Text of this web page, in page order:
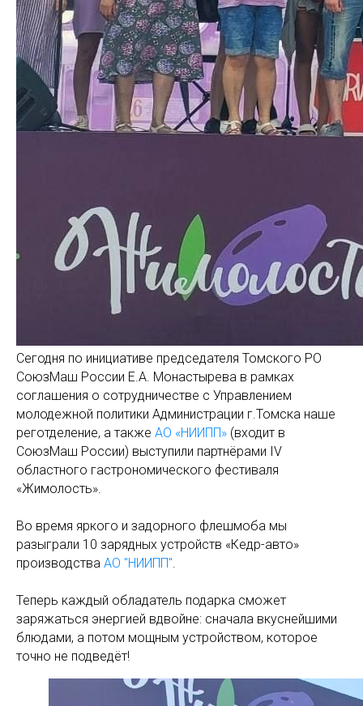
Сегодня по инициативе председателя Томского РО
СоюзМаш России Е.А. Монастырева в рамках
соглашения о сотрудничестве с Управлением
молодежной политики Администрации г.Томска наше
реготделение, а также АО «НИИПП» (входит в
СоюзМаш России) выступили партнёрами IV
областного гастрономического фестиваля
«Жимолость».
Во время яркого и задорного флешмоба мы
разыграли 10 зарядных устройств «Кедр-авто»
производства АО "НИИПП".
Теперь каждый обладатель подарка сможет
заряжаться энергией вдвойне: сначала вкуснейшими
блюдами, а потом мощным устройством, которое
точно не подведёт!